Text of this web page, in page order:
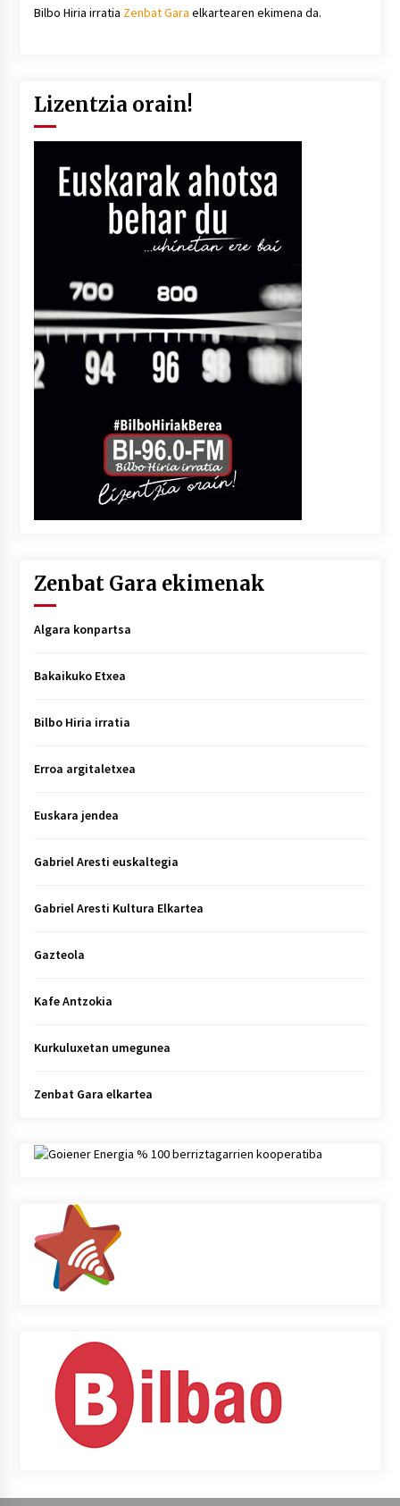
Bilbo Hiria irratia Zenbat Gara elkartearen ekimena da.
Lizentzia orain!
Zenbat Gara ekimenak
Algara konpartsa
Bakaikuko Etxea
Bilbo Hiria irratia
Erroa argitaletxea
Euskara jendea
Gabriel Aresti euskaltegia
Gabriel Aresti Kultura Elkartea
Gazteola
Kafe Antzokia
Kurkuluxetan umegunea
Zenbat Gara elkartea